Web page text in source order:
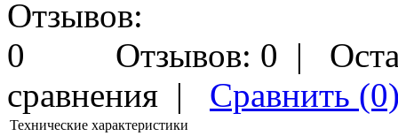
Отзывов: 0 |
сравнения | Сравнить
Технические характеристики